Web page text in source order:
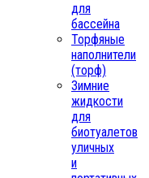
для
бассейна
Торфяные
наполнители
(торф)
Зимние
жидкости
для
биотуалетов
уличных
и